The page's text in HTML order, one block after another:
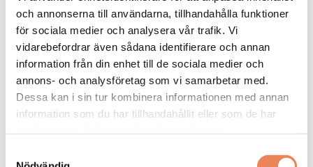
och annonserna till användarna, tillhandahålla funktioner
för sociala medier och analysera vår trafik. Vi
vidarebefordrar även sådana identifierare och annan
information från din enhet till de sociala medier och
annons- och analysföretag som vi samarbetar med.
Dessa kan i sin tur kombinera informationen med annan
information som du har tillhandahållit eller som de har
Har skapat ett flexibelt matkoncept
Slussens ombyggnad har kantats av rykten om att
bli ett nytt, exklusivt Stureplan. Brazer Bozlak
tycker inte alls att farhågorna stämmer.
– Slussen är Stockholm för mig på grund av just
mångfalden. När jag har gått förbi här under den
första veckan har jag blivit så stolt. Vi har lyckats
skapa en miljö där folk från alla delar av staden har